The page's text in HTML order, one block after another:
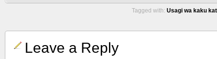
Tagged with: Usagi wa kaku
Leave a Reply